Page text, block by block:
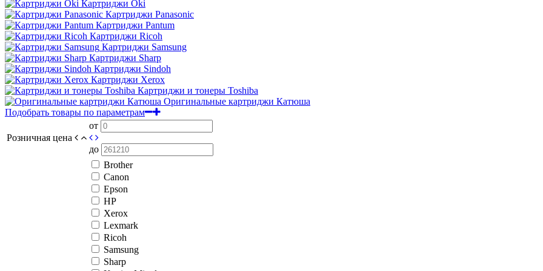
Картриджи Oki
Картриджи Panasonic
Картриджи Pantum
Картриджи Ricoh
Картриджи Samsung
Картриджи Sharp
Картриджи Sindoh
Картриджи Xerox
Картриджи и тонеры Toshiba
Оригинальные картриджи Катюша
Подобрать товары по параметрам
Розничная цена
от
до
Brother
Canon
Epson
HP
Xerox
Lexmark
Ricoh
Samsung
Sharp